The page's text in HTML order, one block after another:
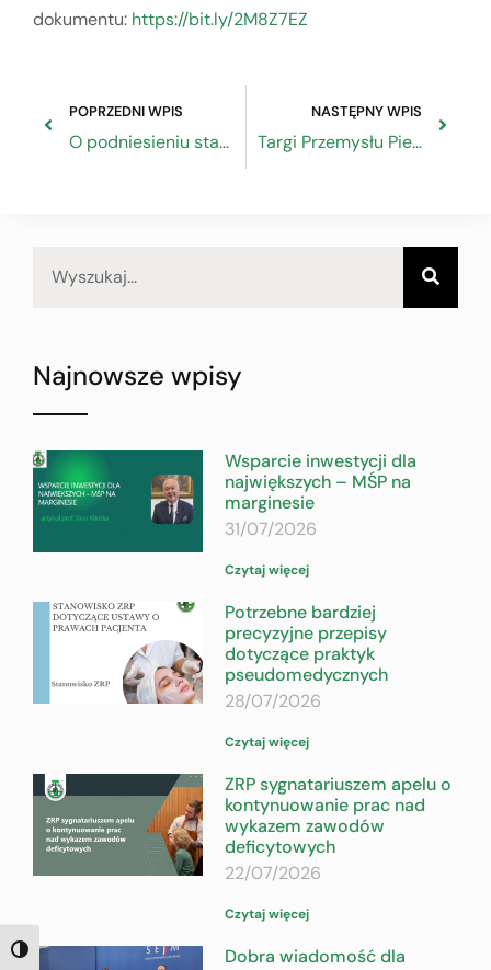
TOGGLE HIGH CONTRAST
dokumentu: https://bit.ly/2M8Z7EZ
POPRZEDNI WPIS
O podniesieniu standardów funkcjonowania administracji skarbowej
NASTĘPNY WPIS
Targi Przemysłu Piekarskiego i Cukierniczego BAKEPOL 12-14 września 2019 r.
Najnowsze wpisy
Wsparcie inwestycji dla
największych – MŚP na
marginesie
31/07/2026
Czytaj więcej
Potrzebne bardziej
precyzyjne przepisy
dotyczące praktyk
pseudomedycznych
28/07/2026
Czytaj więcej
ZRP sygnatariuszem apelu o
kontynuowanie prac nad
wykazem zawodów
deficytowych
22/07/2026
Czytaj więcej
Dobra wiadomość dla